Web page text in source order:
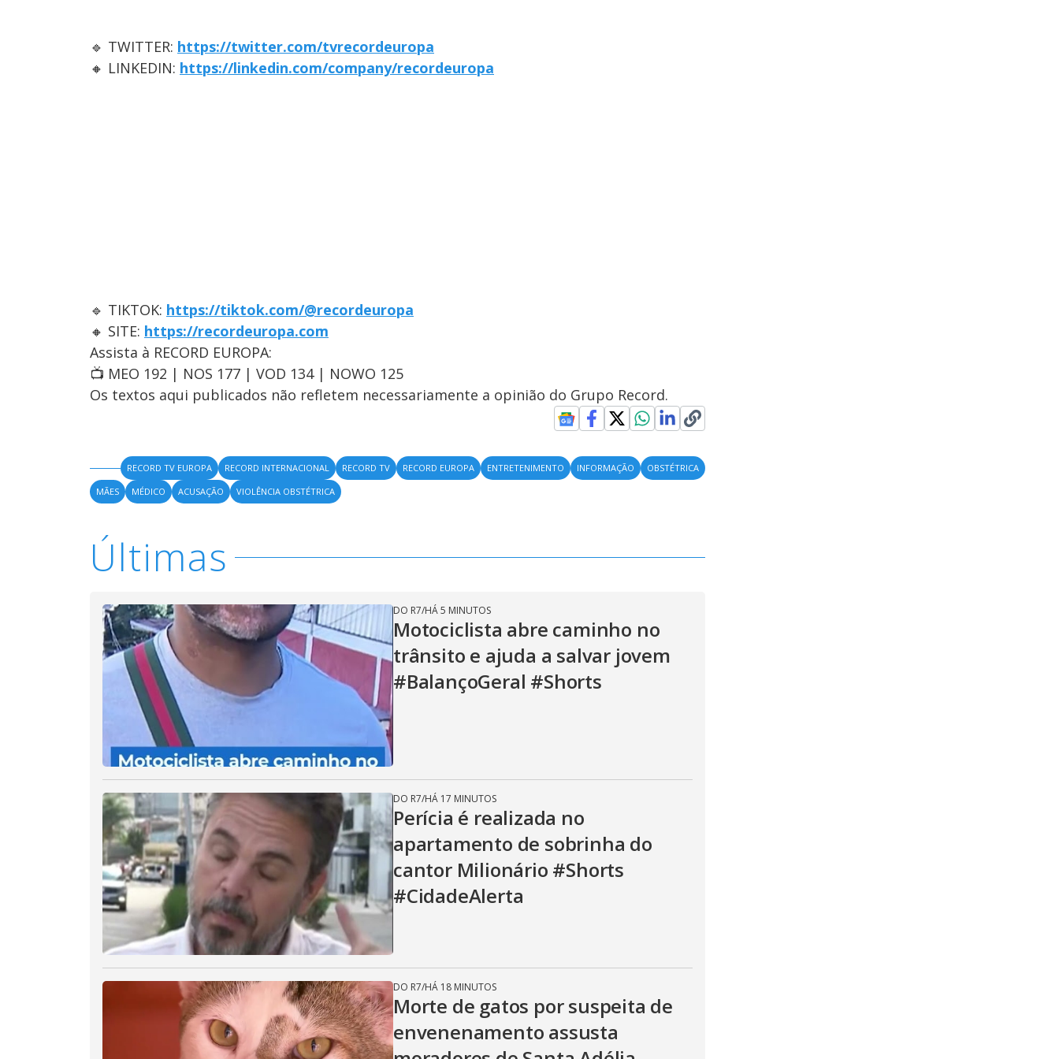
🔹 TWITTER: https://twitter.com/tvrecordeuropa
🔸 LINKEDIN: https://linkedin.com/company/recordeuropa
🔹 TIKTOK: https://tiktok.com/@recordeuropa
🔸 SITE: https://recordeuropa.com
Assista à RECORD EUROPA:
📺 MEO 192 | NOS 177 | VOD 134 | NOWO 125
Os textos aqui publicados não refletem necessariamente a opinião do Grupo Record.
RECORD TV EUROPA RECORD INTERNACIONAL RECORD TV RECORD EUROPA ENTRETENIMENTO INFORMAÇÃO
OBSTÉTRICA
MÃES
MÉDICO ACUSAÇÃO VIOLÊNCIA OBSTÉTRICA
Últimas
DO R7/HÁ 5 MINUTOS
Motociclista abre caminho no
trânsito e ajuda a salvar jovem
#BalançoGeral #Shorts
DO R7/HÁ 17 MINUTOS
Perícia é realizada no
apartamento de sobrinha do
cantor Milionário #Shorts
#CidadeAlerta
DO R7/HÁ 18 MINUTOS
Morte de gatos por suspeita de
envenenamento assusta